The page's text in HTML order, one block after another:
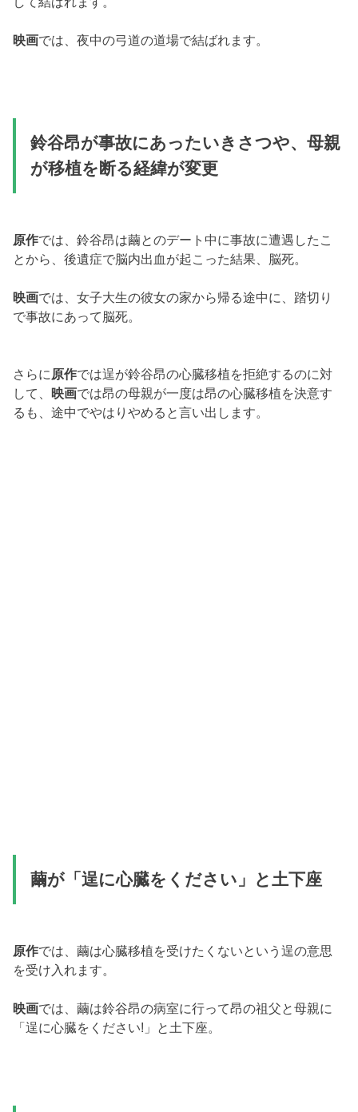
映画では、夜中の弓道の道場で結ばれます。
鈴谷昂が事故にあったいきさつや、母親
が移植を断る経緯が変更
原作では、鈴谷昂は繭とのデート中に事故に遭遇したこ
とから、後遺症で脳内出血が起こった結果、脳死。
映画では、女子大生の彼女の家から帰る途中に、踏切り
で事故にあって脳死。
さらに 原作では逞が鈴谷昂の心臓移植を拒絶するのに対
して、 映画では昂の母親が一度は昂の心臓移植を決意す
るも、途中でやはりやめると言い出します。
繭が「逞に心臓をください」と土下座
原作では、繭は心臓移植を受けたくないという逞の意思
を受け入れます。
映画では、繭は鈴谷昂の病室に行って昂の祖父と母親に
「逞に心臓をください!」と土下座。